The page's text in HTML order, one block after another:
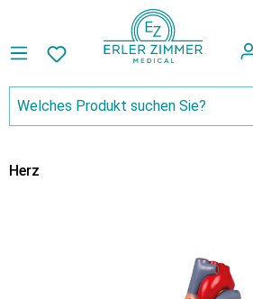
Herz